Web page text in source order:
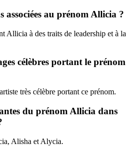
associées au prénom Allicia ?
Allicia à des traits de leadership et à la
célèbres portant le prénom
très célèbre portant ce prénom.
du prénom Allicia dans
Alisha et Alycia.